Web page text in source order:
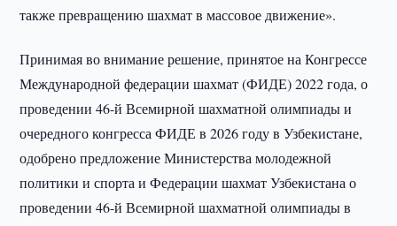
также превращению шахмат в массовое движение».
Принимая во внимание решение, принятое на Конгрессе
Международной федерации шахмат (ФИДЕ) 2022 года, о
проведении 46-й Всемирной шахматной олимпиады и
очередного конгресса ФИДЕ в 2026 году в Узбекистане,
одобрено предложение Министерства молодежной
политики и спорта и Федерации шахмат Узбекистана о
проведении 46-й Всемирной шахматной олимпиады в